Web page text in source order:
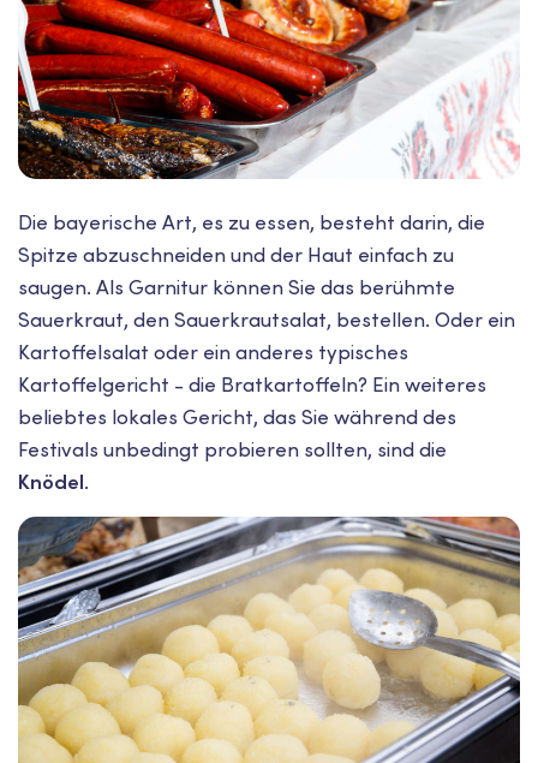
Die bayerische Art, es zu essen, besteht darin, die
Spitze abzuschneiden und der Haut einfach zu
saugen. Als Garnitur können Sie das berühmte
Sauerkraut, den Sauerkrautsalat, bestellen. Oder ein
Kartoffelsalat oder ein anderes typisches
Kartoffelgericht - die Bratkartoffeln? Ein weiteres
beliebtes lokales Gericht, das Sie während des
Festivals unbedingt probieren sollten, sind die
Knödel.